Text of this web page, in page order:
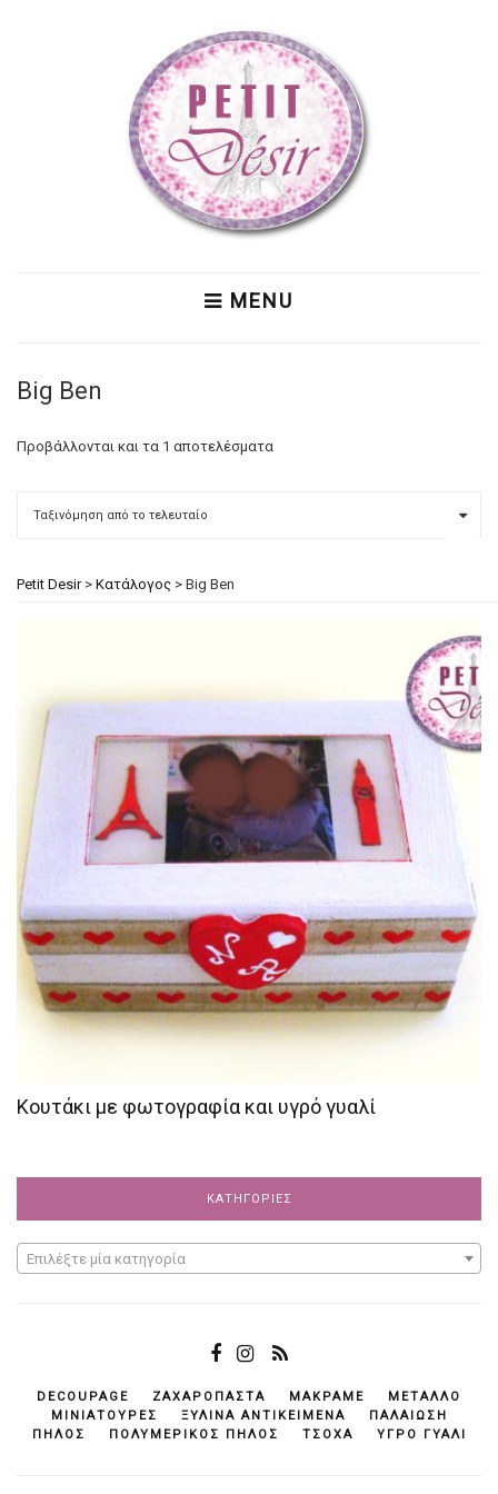
MENU
Big Ben
Προβάλλονται και τα 1 αποτελέσματα
Petit Desir> Κατάλογος > Big Ben
Κουτάκι με φωτογραφία και υγρό γυαλί
ΚΑΤΗΓΟΡΊΕΣ
Επιλέξτε μία κατηγορία
DECOUPAGE ΖΑΧΑΡΌΠΑΣΤΑ ΜΑΚΡΑΜΈ
ΜΈΤΑΛΛΟ
ΜΙΝΙΑΤΟΎΡΕΣ
ΞΎΛΙΝΑ ΑΝΤΙΚΕΊΜΕΝΆ
ΠΑΛΑΊΩΣΗ
ΠΗΛΌΣ
ΠΟΛΥΜΕΡΙΚΌΣ ΠΗΛΌΣ ΤΣΌΧΑ ΥΓΡΌ ΓΥΑΛΊ